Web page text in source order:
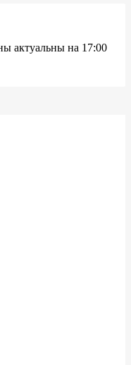
актуальны на 17:00